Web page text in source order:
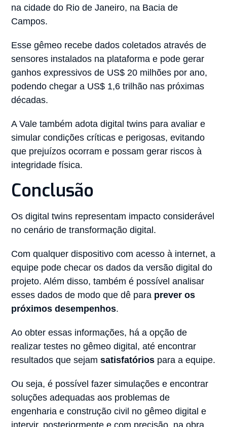
na cidade do Rio de Janeiro, na Bacia de
Campos.
Esse gêmeo recebe dados coletados através de
sensores instalados na plataforma e pode gerar
ganhos expressivos de US$ 20 milhões por ano,
podendo chegar a US$ 1,6 trilhão nas próximas
décadas.
A Vale também adota digital twins para avaliar e
simular condições críticas e perigosas, evitando
que prejuízos ocorram e possam gerar riscos à
integridade física.
Conclusão
Os digital twins representam impacto considerável
no cenário de transformação digital.
Com qualquer dispositivo com acesso à internet, a
equipe pode checar os dados da versão digital do
projeto. Além disso, também é possível analisar
esses dados de modo que dê para prever os
próximos desempenhos.
Ao obter essas informações, há a opção de
realizar testes no gêmeo digital, até encontrar
resultados que sejamsatisfatórios para a equipe.
Ou seja, é possível fazer simulações e encontrar
soluções adequadas aos problemas de
engenharia e construção civil no gêmeo digital e